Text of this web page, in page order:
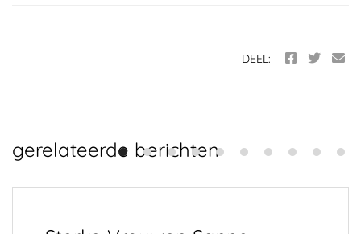
DEEL:
gerelateerde berichten